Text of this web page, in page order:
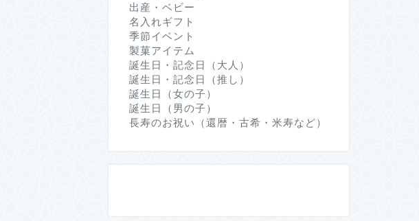
出産・ベビー
名入れギフト
季節イベント
製菓アイテム
誕生日・記念日（大人）
誕生日・記念日（推し）
誕生日（女の子）
誕生日（男の子）
長寿のお祝い（還暦・古希・米寿など）